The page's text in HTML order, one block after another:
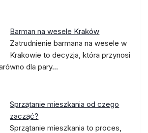
Barman na wesele Kraków
Zatrudnienie barmana na wesele w
Krakowie to decyzja, która przynosi
dla pary…
Sprzątanie mieszkania od czego
zacząć?
Sprzątanie mieszkania to proces,